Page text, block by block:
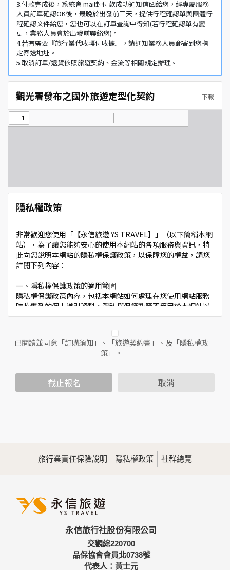
3.付款完成後，系統會 mail封付款成功通知信函給您，經專屬服務
人員訂單確認OK後，最晚於出發前三天，提供行程確認單與團體行
程確認文件給您，您也可以在訂單查詢中得知(若行程確認單有變
更，業務人員會於出發前聯絡您)。
4.若有需要『旅行業代收轉付收據』，請通知業務人員郵寄到您指
定寄送地址。
5.取消訂單/退貨依照旅遊契約、金流等相關規定辦理。
觀光署發布之國外旅遊定型化契約 下載
隱私權政策
非常歡迎您使用「【永信旅遊 YS TRAVEL】」（以下簡稱本網
站），為了讓您能夠安心的使用本網站的各項服務與資訊，特
此向您說明本網站的隱私權保護政策，以保障您的權益，請您
詳閱下列內容：
一、隱私權保護政策的適用範圍
隱私權保護政策內容，包括本網站如何處理在您使用網站服務
時收集到的個人識別資料。隱私權保護政策不適用於本網站以
外的相關連結網站，也不適用於非本網站所委託或參與管理的
二、個人資料的蒐集、處理及利用方式
當您造訪本網站或使用本網站所提供之功能服務時，我們將視
範圍內處理及利用您的個人資料；非經您書面同意，本網站不
會將個人資料用於其他用途。
為提供精確的服務，我們會將收集的問卷調查內容進行統計與
分析，分析結果之統計數據或說明文字呈現，除供內部研究
三、資料之保護
備及必要的安全防護措施，加以保護網站及您的個人資料採用
嚴格的保護措施，只由經過授權的人員才能接觸您的個人資
料，相關處理人員皆簽有保密合約，如有違反保密義務者，將
會受到相關的法律處分。
已閱讀並同意「訂購須知」、「旅遊契約書」、及「隱私權政
策」。
截止報名 取消
旅行業責任保險說明 隱私權政策 社群總覽
永信旅行社股份有限公司
交觀綜220700
品保協會會員北0738號
代表人：黃士元